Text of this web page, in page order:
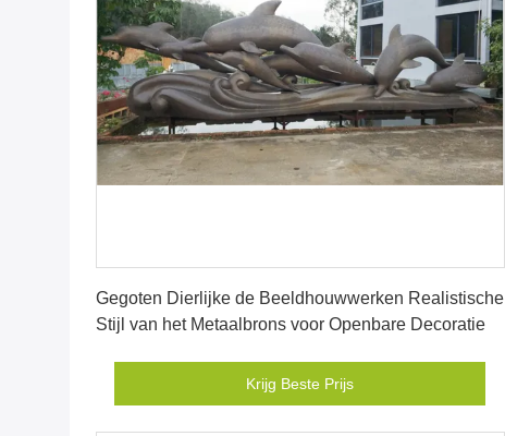
Gegoten Dierlijke de Beeldhouwwerken Realistische
Stijl van het Metaalbrons voor Openbare Decoratie
Krijg Beste Prijs